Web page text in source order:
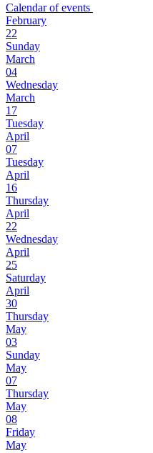
Calendar of events
February
22
Sunday
March
04
Wednesday
March
17
Tuesday
April
07
Tuesday
April
16
Thursday
April
22
Wednesday
April
25
Saturday
April
30
Thursday
May
03
Sunday
May
07
Thursday
May
08
Friday
May